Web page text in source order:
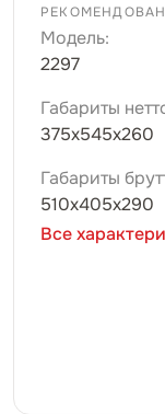
Модель:
2297
Габариты
375х545х260
Габариты
510х405х290
Все